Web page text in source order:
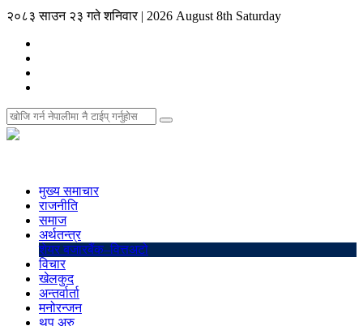
२०८३ साउन २३ गते शनिवार | 2026 August 8th Saturday
मुख्य समाचार
राजनीति
समाज
अर्थतन्त्र
शेयर बजारबैंक–वित्तअटो
विचार
खेलकुद
अन्तर्वार्ता
मनोरन्जन
थप अरु